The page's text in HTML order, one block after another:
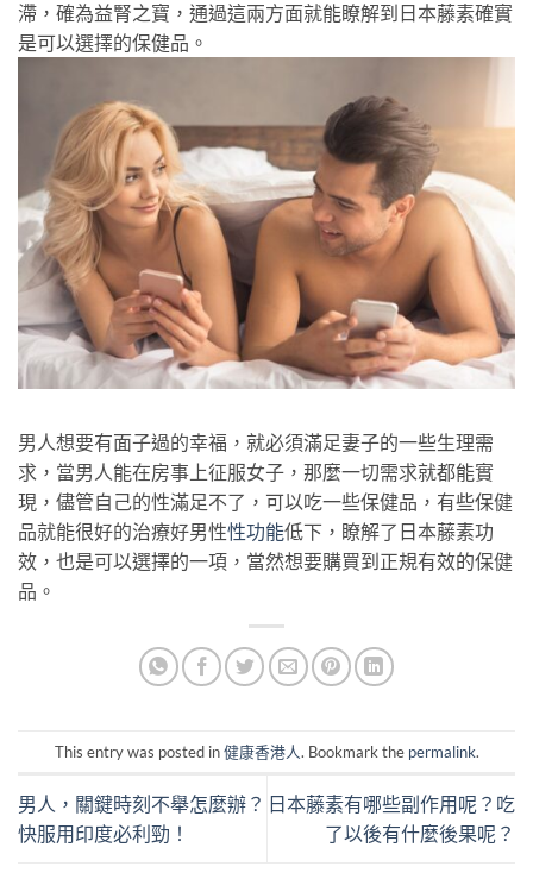
滯，確為益腎之寶，通過這兩方面就能瞭解到日本藤素確實
是可以選擇的保健品。
男人想要有面子過的幸福，就必須滿足妻子的一些生理需
求，當男人能在房事上征服女子，那麼一切需求就都能實
現，儘管自己的性滿足不了，可以吃一些保健品，有些保健
品就能很好的治療好男性性功能低下，瞭解了日本藤素功
效，也是可以選擇的一項，當然想要購買到正規有效的保健
品。
This entry was posted in健康香港人. Bookmark the permalink.
男人，關鍵時刻不舉怎麼辦？
快服用印度必利勁！
日本藤素有哪些副作用呢？吃
了以後有什麼後果呢？